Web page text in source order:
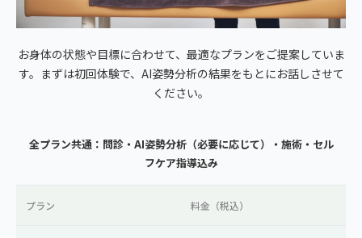
お身体の状態や目標に合わせて、最適なプランをご提案していま
す。まずは初回体験で、AI姿勢分析の結果をもとにお話しさせて
ください。
全プラン共通：問診・AI姿勢分析（必要に応じて）・施術・セル
フケア指導込み
プラン 料金（税込）